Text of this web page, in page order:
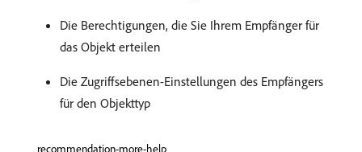
Die Berechtigungen, die Sie Ihrem Empfänger für
das Objekt erteilen
Die Zugriffsebenen-Einstellungen des Empfängers
für den Objekttyp
recommendation-more-help